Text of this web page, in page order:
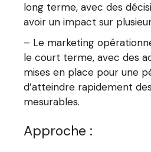
long terme, avec des
avoir un impact sur
– Le marketing
le court terme, avec des
mises en place pour une
d’atteindre rapidement
mesurables.
Approche :